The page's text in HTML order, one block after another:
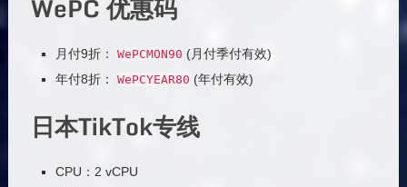
WePC 优惠码
月付9折： WePCMON90 (月付季付有效)
年付8折： WePCYEAR80 (年付有效)
日本TikTok专线
CPU：2 vCPU